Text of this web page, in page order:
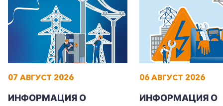
07 АВГУСТ 2026
ИНФОРМАЦИЯ О
06 АВГУСТ 2026
ИНФОРМАЦИЯ О